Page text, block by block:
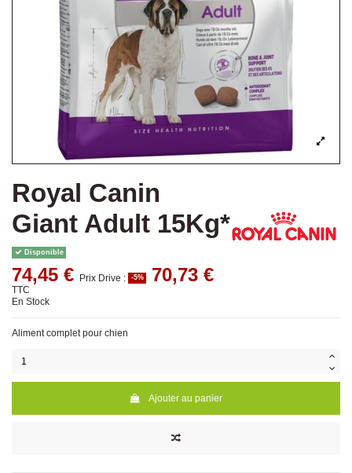
Royal Canin
Giant Adult 15Kg*
Disponible
74,45 € Prix Drive : -5% 70,73 €
TTC
En Stock
Aliment complet pour chien
Ajouter au panier